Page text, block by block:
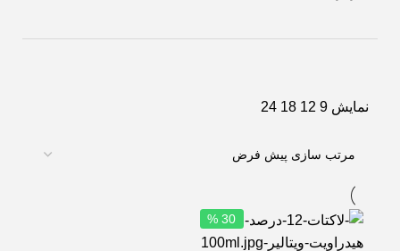
نمایش 9
12
18
24
30 %